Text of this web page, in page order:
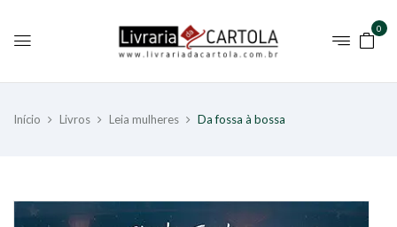
0
Início Livros Leia mulheres Da fossa à bossa